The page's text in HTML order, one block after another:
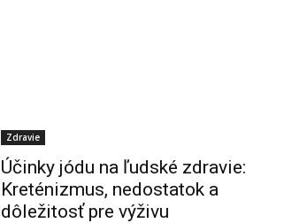
Zdravie
Účinky jódu na ľudské zdravie:
Kreténizmus, nedostatok a
dôležitosť pre výživu